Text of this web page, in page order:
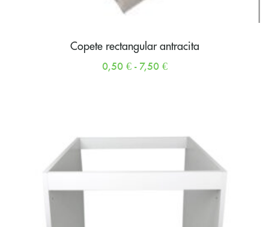
Copete rectangular antracita
0,50 € - 7,50 €